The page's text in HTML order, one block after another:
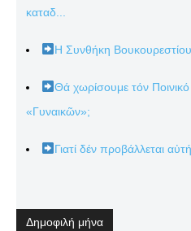
καταδ...
Η Συνθήκη
Θά χωρίσουμε τόν
«Γυναικῶν»;
Γιατί δέν προβάλλεται
Δημοφιλή μήνα